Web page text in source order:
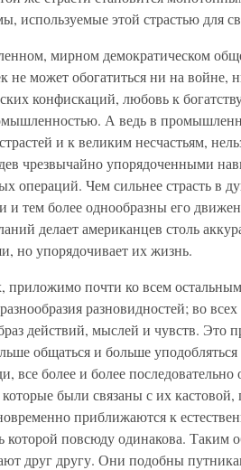
используемые этой страстью для
мирном демократическом
может обогатиться ни на войне,
конфискаций, любовь к
А ведь в
и к великим несчастьям,
чрезвычайно упорядоченными
операций. Чем сильнее страсть в
и тем более однообразны его
делает американцев столь
но упорядочивает их жизнь.
приложимо почти ко всем
разновидностей; во
действий, мыслей и чувств. Это
общаться и больше
все более и более последовательно
были связаны с их
приближаются к
которой повсюду одинакова. Таким
друг другу. Они подобны